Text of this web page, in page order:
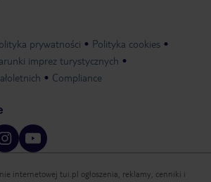
prywatności
Polityka cookies
imprez turystycznych
Compliance
internetowej tui.pl ogłoszenia, reklamy, cenniki i